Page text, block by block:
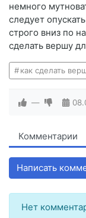
немного
следует
строго вниз по
сделать вершу
как сделать
—
Комментарии
Написать
Нет